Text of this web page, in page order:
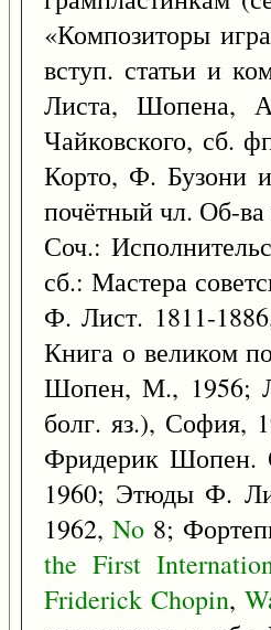
«Композиторы
вступ. статьи и
Листа, Шопена,
Чайковского, сб.
Корто, Ф. Бузони
почётный чл. Об-
Соч.:
сб.: Мастера
Ф. Лист. 1811-
Книга о великом
Шопен, М., 1956;
болг. яз.), София,
Фридерик Шопен.
1960; Этюды Ф.
1962, No8;
the First
Friderick Chopin,